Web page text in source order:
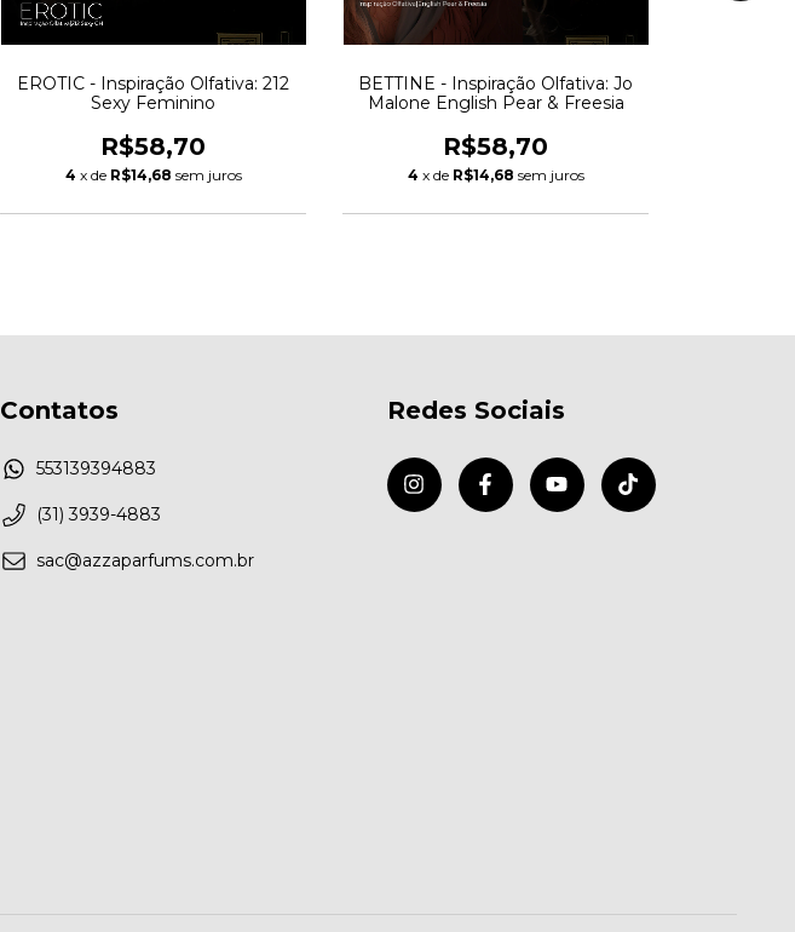
EROTIC - Inspiração Olfativa: 212
Sexy Feminino
R$58,70
4 x de R$14,68 sem juros
BETTINE - Inspiração Olfativa: Jo
Malone English Pear & Freesia
R$58,70
4 x de R$14,68 sem juros
Contatos
553139394883
(31) 3939-4883
sac@azzaparfums.com.br
Redes Sociais